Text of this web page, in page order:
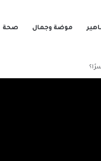
موضة وجمال صحة